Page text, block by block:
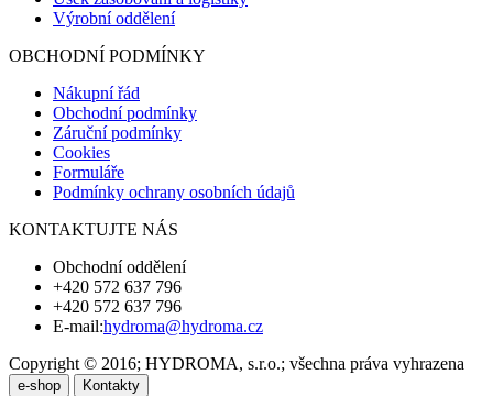
Výrobní oddělení
OBCHODNÍ PODMÍNKY
Nákupní řád
Obchodní podmínky
Záruční podmínky
Cookies
Formuláře
Podmínky ochrany osobních údajů
KONTAKTUJTE NÁS
Obchodní oddělení
+420 572 637 796
+420 572 637 796
E-mail:hydroma@hydroma.cz
Copyright © 2016; HYDROMA, s.r.o.; všechna práva vyhrazena
e-shop Kontakty